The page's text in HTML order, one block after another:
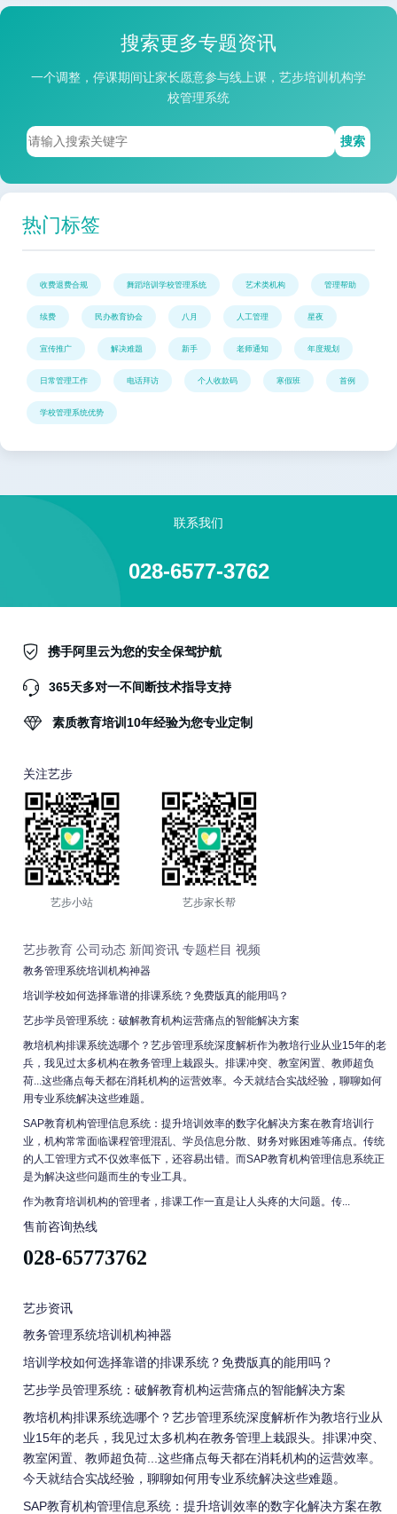
搜索更多专题资讯
一个调整，停课期间让家长愿意参与线上课，艺步培训机构学
校管理系统
搜索
热门标签
收费退费合规 舞蹈培训学校管理系统 艺术类机构 管理帮助
续费 民办教育协会 八月 人工管理 星夜
宣传推广 解决难题 新手 老师通知 年度规划
日常管理工作 电话拜访 个人收款码 寒假班 首例
学校管理系统优势
联系我们
028-6577-3762
携手阿里云为您的安全保驾护航
365天多对一不间断技术指导支持
素质教育培训10年经验为您专业定制
关注艺步
艺步小站 艺步家长帮
艺步教育 公司动态 新闻资讯 专题栏目 视频
教务管理系统培训机构神器
培训学校如何选择靠谱的排课系统？免费版真的能用吗？
艺步学员管理系统：破解教育机构运营痛点的智能解决方案
教培机构排课系统选哪个？艺步管理系统深度解析作为教培行业从业15年的老
兵，我见过太多机构在教务管理上栽跟头。排课冲突、教室闲置、教师超负
荷...这些痛点每天都在消耗机构的运营效率。今天就结合实战经验，聊聊如何
用专业系统解决这些难题。
SAP教育机构管理信息系统：提升培训效率的数字化解决方案在教育培训行
业，机构常常面临课程管理混乱、学员信息分散、财务对账困难等痛点。传统
的人工管理方式不仅效率低下，还容易出错。而SAP教育机构管理信息系统正
是为解决这些问题而生的专业工具。
作为教育培训机构的管理者，排课工作一直是让人头疼的大问题。传...
售前咨询热线
028-65773762
艺步资讯
教务管理系统培训机构神器
培训学校如何选择靠谱的排课系统？免费版真的能用吗？
艺步学员管理系统：破解教育机构运营痛点的智能解决方案
教培机构排课系统选哪个？艺步管理系统深度解析作为教培行业从
业15年的老兵，我见过太多机构在教务管理上栽跟头。排课冲突、
教室闲置、教师超负荷...这些痛点每天都在消耗机构的运营效率。
今天就结合实战经验，聊聊如何用专业系统解决这些难题。
SAP教育机构管理信息系统：提升培训效率的数字化解决方案在教